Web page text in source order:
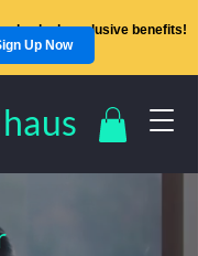
unlock exclusive benefits!
Up Now